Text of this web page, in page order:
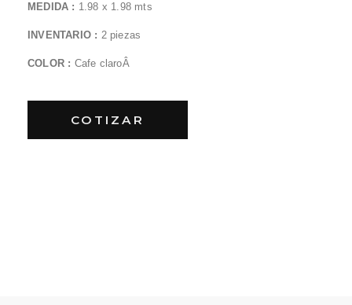
MEDIDA : 1.98 x 1.98 mts
INVENTARIO : 2 piezas
COLOR : Cafe claroÂ
COTIZAR